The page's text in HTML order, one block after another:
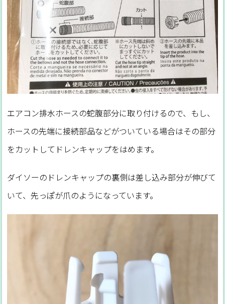
エアコン排水ホースの蛇腹部分に取り付けるので、もし、
ホースの先端に接続部品などがついている場合はその部分
をカットしてドレンキャップをはめます。
ダイソーのドレンキャップの裏側は差し込み部分が伸びて
いて、先っぽが爪のようになっています。